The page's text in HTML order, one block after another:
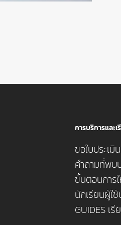
การบริการและ
ขอใบประเมิ
คำถามที่พบ
ขั้นตอนการ
นักเรียนผู้ใ
GUIDES เ